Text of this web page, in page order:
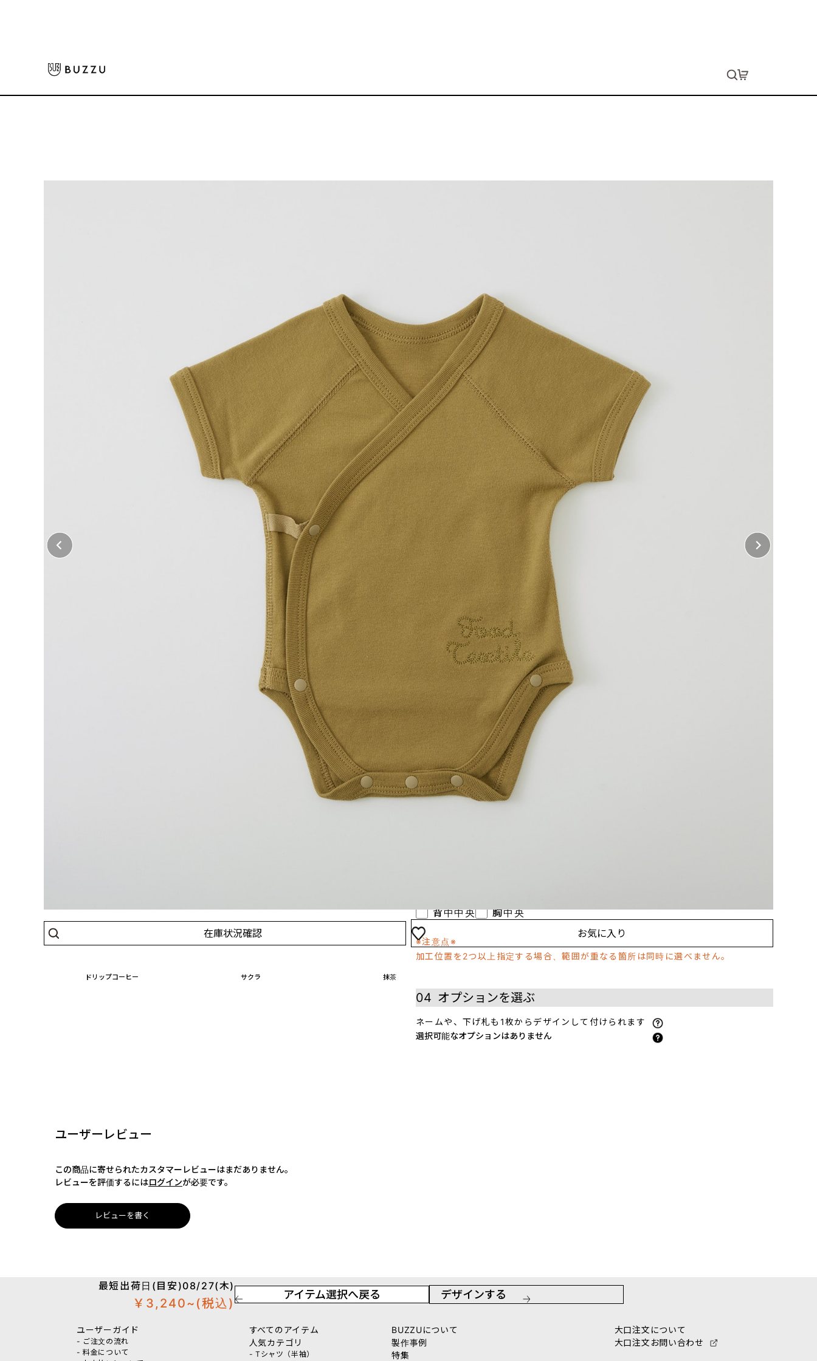
ベビーウェア >［FOOD TEXTILE］Babyロンパース
在庫状況確認 お気に入り
ドリップコーヒー サクラ 抹茶
プリントなしで購入する
赤ちゃんの敏感な肌にやさしい肌ざわりやわらかな綿フライス素材を使用しており、
肌当たりを考え背中の縫い目を無くしました 。
実用性とファッション性を兼ね揃えていて、出産祝い、誕生日などのギフトとして最
適です。ロゴマークのタグも、デザインのポイントです。
サイズ：1サイズのみ（新生児にオススメのサイズです）
たて35.0cm よこ31.0cm
【FOODTEXTILE】
ただ捨てられていくものを、生まれ変わらせることで、
”食”を中心とした衣・食・住の生活シーンをファッショナブルに楽しむ。
ファッション業界から食品廃棄物を再活用するプロジェクト。
入稿規定に関する注意点は こちら
プリント範囲
・ 胸中央
横8cm×縦6cm
・ 背中中央
横10cm×縦16cm
4Stepでデザインをはじめよう！
01 カラーを選ぶ
02 プリント方法を選ぶ
プリント方法の詳細
背中中央 胸中央
※注意点※
加工位置を2つ以上指定する場合、範囲が重なる箇所は同時に選べません。
04 オプションを選ぶ
ネームや、下げ札も1枚からデザインして付けられます
選択可能なオプションはありません
ユーザーレビュー
この商品に寄せられたカスタマーレビューはまだありません。
レビューを評価するにはログインが必要です。
レビューを書く
最短出荷日(目安)08/27(木)
￥3,240~ (税込)
アイテム選択へ戻る デザインする
ユーザーガイド
- ご注文の流れ
- 料金について
すべてのアイテム
人気カテゴリ
- Tシャツ（半袖）
BUZZUについて
製作事例
特集
大口注文について
大口注文お問い合わせ